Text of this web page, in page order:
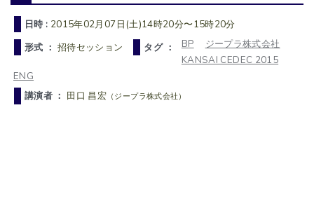
日時 : 2015年02月07日(土)14時20分〜15時20分
形式 ： 招待セッション タグ ： BP
ジープラ株式会社
KANSAI CEDEC 2015
ENG
講演者 ： 田口 昌宏 （ジープラ株式会社）